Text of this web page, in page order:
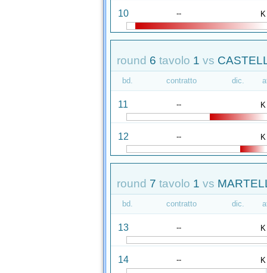
10 -- K
round 6 tavolo 1 vs
bd. contratto dic.
11 -- K
12 -- K
round 7 tavolo 1 vs
bd. contratto dic.
13 -- K
14 -- K